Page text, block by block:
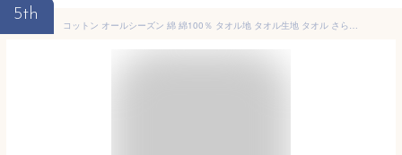
5th
コットン オールシーズン 綿 綿100％ タオル地 タオル生地 タオル さらさら サラサラ 敷きパッド シングル 同色2枚セット